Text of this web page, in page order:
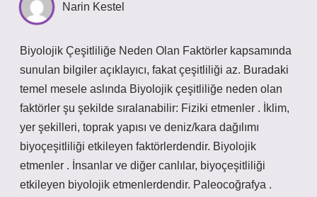
Narin Kestel
Biyolojik Çeşitliliğe Neden Olan Faktörler kapsamında
sunulan bilgiler açıklayıcı, fakat çeşitliliği az. Buradaki
temel mesele aslında Biyolojik çeşitliliğe neden olan
faktörler şu şekilde sıralanabilir: Fiziki etmenler . İklim,
yer şekilleri, toprak yapısı ve deniz/kara dağılımı
biyoçeşitliliği etkileyen faktörlerdendir. Biyolojik
etmenler . İnsanlar ve diğer canlılar, biyoçeşitliliği
etkileyen biyolojik etmenlerdendir. Paleocoğrafya .